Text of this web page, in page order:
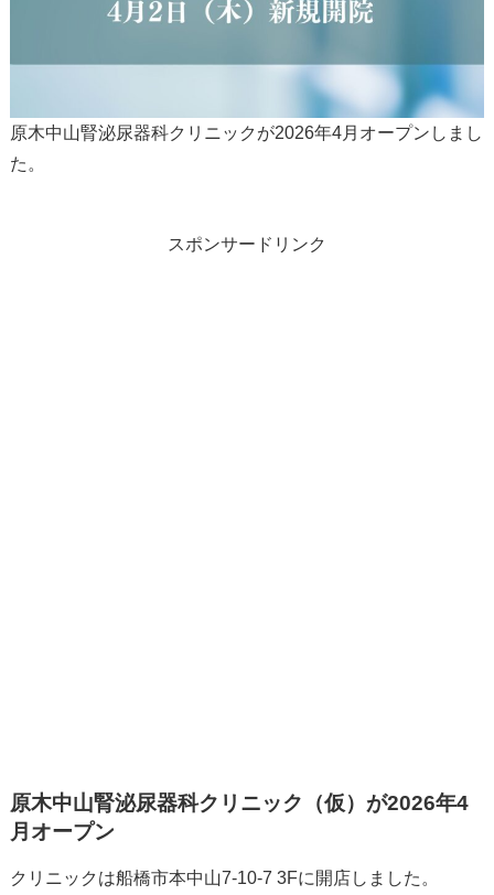
原木中山腎泌尿器科クリニックが2026年4月オープンしまし
た。
スポンサードリンク
原木中山腎泌尿器科クリニック（仮）が2026年4
月オープン
クリニックは船橋市本中山7-10-7 3Fに開店しました。